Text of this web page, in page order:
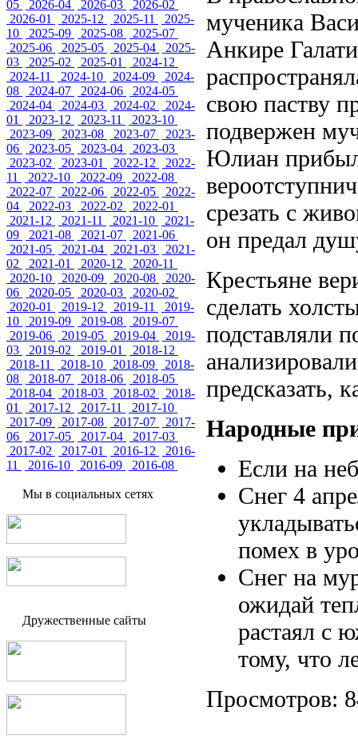
05
2026-04 2026-03
2026-02
2026-01
2025-12 2025-11
2025-
10
2025-09 2025-08
2025-07
2025-06
2025-05 2025-04
2025-
03
2025-02 2025-01
2024-12
2024-11
2024-10 2024-09
2024-
08
2024-07 2024-06
2024-05
2024-04
2024-03 2024-02
2024-
01
2023-12 2023-11
2023-10
2023-09
2023-08 2023-07
2023-
06
2023-05 2023-04
2023-03
2023-02
2023-01 2022-12
2022-
11
2022-10 2022-09
2022-08
2022-07
2022-06 2022-05
2022-
04
2022-03 2022-02
2022-01
2021-12
2021-11 2021-10
2021-
09
2021-08 2021-07
2021-06
2021-05
2021-04 2021-03
2021-
02
2021-01 2020-12
2020-11
2020-10
2020-09 2020-08
2020-
06
2020-05 2020-03
2020-02
2020-01
2019-12 2019-11
2019-
10
2019-09 2019-08
2019-07
2019-06
2019-05 2019-04
2019-
03
2019-02 2019-01
2018-12
2018-11
2018-10 2018-09
2018-
08
2018-07 2018-06
2018-05
2018-04
2018-03 2018-02
2018-
01
2017-12 2017-11
2017-10
2017-09
2017-08 2017-07
2017-
06
2017-05 2017-04
2017-03
2017-02
2017-01 2016-12
2016-
11
2016-10 2016-09 2016-08
Мы в социальных сетях
Дружественные сайты
мученика
Анкире
свою паству
подвержен
Юлиан прибыл
срезать с
он предал
Крестьяне
сделать
подставляли
предсказать,
Народные
Если на
Снег 4
помех в
Снег на
ожидай
растаял с
тому, что
Просмотров: